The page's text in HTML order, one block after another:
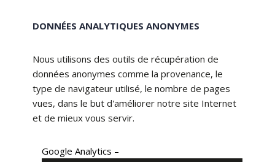
DONNÉES ANALYTIQUES ANONYMES
Nous utilisons des outils de récupération de
données anonymes comme la provenance, le
type de navigateur utilisé, le nombre de pages
vues, dans le but d'améliorer notre site Internet
et de mieux vous servir.
Google Analytics –